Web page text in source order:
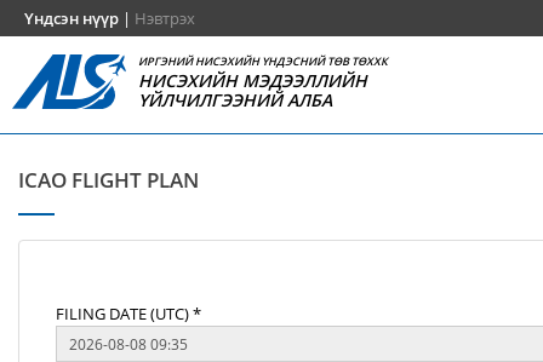
Үндсэн нүүр | Нэвтрэх
ИРГЭНИЙ НИСЭХИЙН ҮНДЭСНИЙ ТӨВ ТӨХХК
НИСЭХИЙН МЭДЭЭЛЛИЙН
ҮЙЛЧИЛГЭЭНИЙ АЛБА
ICAO FLIGHT PLAN
FILING DATE (UTC) *